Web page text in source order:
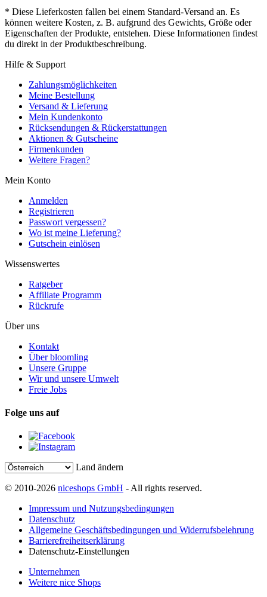
* Diese Lieferkosten fallen bei einem Standard-Versand an. Es
können weitere Kosten, z. B. aufgrund des Gewichts, Größe oder
Eigenschaften der Produkte, entstehen. Diese Informationen findest
du direkt in der Produktbeschreibung.
Hilfe & Support
Zahlungsmöglichkeiten
Meine Bestellung
Versand & Lieferung
Mein Kundenkonto
Rücksendungen & Rückerstattungen
Aktionen & Gutscheine
Firmenkunden
Weitere Fragen?
Mein Konto
Anmelden
Registrieren
Passwort vergessen?
Wo ist meine Lieferung?
Gutschein einlösen
Wissenswertes
Ratgeber
Affiliate Programm
Rückrufe
Über uns
Kontakt
Über bloomling
Unsere Gruppe
Wir und unsere Umwelt
Freie Jobs
Folge uns auf
Land ändern
© 2010-2026 niceshops GmbH - All rights reserved.
Impressum und Nutzungsbedingungen
Datenschutz
Allgemeine Geschäftsbedingungen und Widerrufsbelehrung
Barrierefreiheitserklärung
Datenschutz-Einstellungen
Unternehmen
Weitere nice Shops